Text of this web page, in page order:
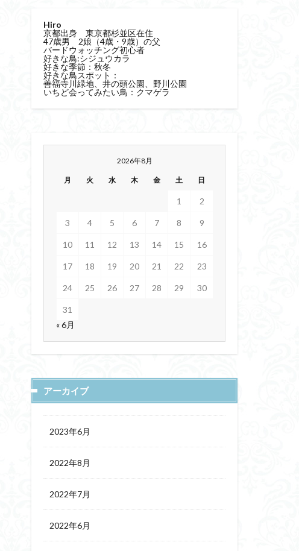
Hiro
京都出身 東京都杉並区在住
47歳男 2娘（4歳・9歳）の父
バードウォッチング初心者
好きな鳥:シジュウカラ
好きな季節：秋冬
好きな鳥スポット：
善福寺川緑地、井の頭公園、野川公園
いちど会ってみたい鳥：クマゲラ
2026年8月
月 火 水 木 金 土 日
1 2
3 4 5 6 7 8 9
10 11 12 13 14 15 16
17 18 19 20 21 22 23
24 25 26 27 28 29 30
31
« 6月
アーカイブ
2023年6月
2022年8月
2022年7月
2022年6月